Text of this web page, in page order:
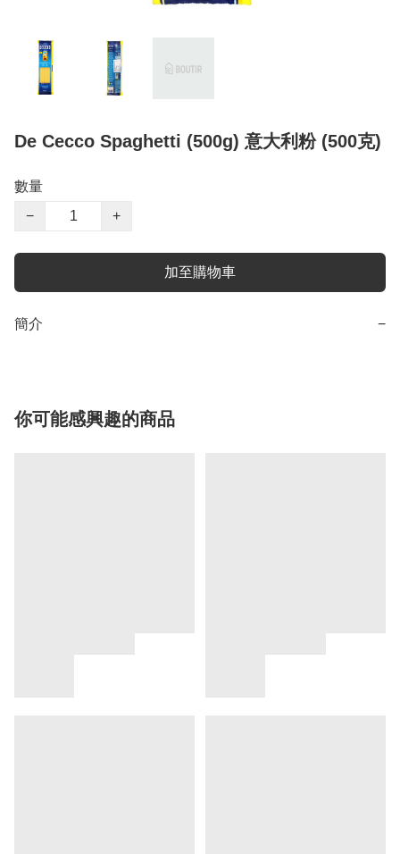
De Cecco Spaghetti (500g) 意大利粉 (500克)
數量
−
+
加至購物車
簡介 −
你可能感興趣的商品